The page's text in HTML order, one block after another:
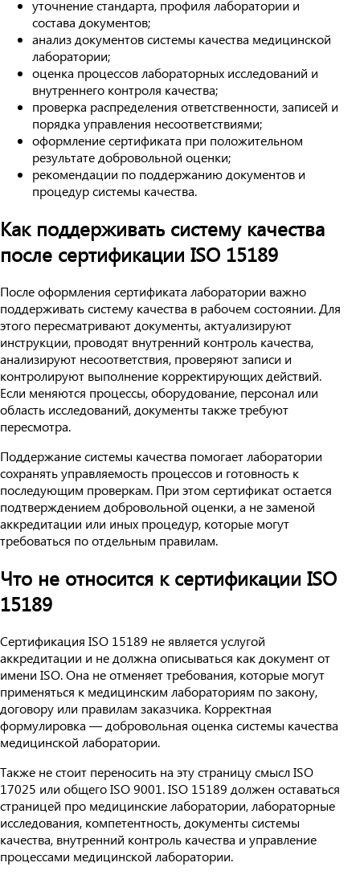
уточнение стандарта, профиля лаборатории и
состава документов;
анализ документов системы качества медицинской
лаборатории;
оценка процессов лабораторных исследований и
внутреннего контроля качества;
проверка распределения ответственности, записей и
порядка управления несоответствиями;
оформление сертификата при положительном
результате добровольной оценки;
рекомендации по поддержанию документов и
процедур системы качества.
Как поддерживать систему качества
после сертификации ISO 15189
После оформления сертификата лаборатории важно
поддерживать систему качества в рабочем состоянии. Для
этого пересматривают документы, актуализируют
инструкции, проводят внутренний контроль качества,
анализируют несоответствия, проверяют записи и
контролируют выполнение корректирующих действий.
Если меняются процессы, оборудование, персонал или
область исследований, документы также требуют
пересмотра.
Поддержание системы качества помогает лаборатории
сохранять управляемость процессов и готовность к
последующим проверкам. При этом сертификат остается
подтверждением добровольной оценки, а не заменой
аккредитации или иных процедур, которые могут
требоваться по отдельным правилам.
Что не относится к сертификации ISO
15189
Сертификация ISO 15189 не является услугой
аккредитации и не должна описываться как документ от
имени ISO. Она не отменяет требования, которые могут
применяться к медицинским лабораториям по закону,
договору или правилам заказчика. Корректная
формулировка — добровольная оценка системы качества
медицинской лаборатории.
Также не стоит переносить на эту страницу смысл ISO
17025 или общего ISO 9001. ISO 15189 должен оставаться
страницей про медицинские лаборатории, лабораторные
исследования, компетентность, документы системы
качества, внутренний контроль качества и управление
процессами медицинской лаборатории.